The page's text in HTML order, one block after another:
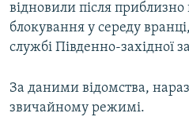
КТАТ
ДОЛУЧАЙСЯ!
відновили після приблизно
блокування у середу
службі Південно-західної
За даними відомства,
звичайному режимі.